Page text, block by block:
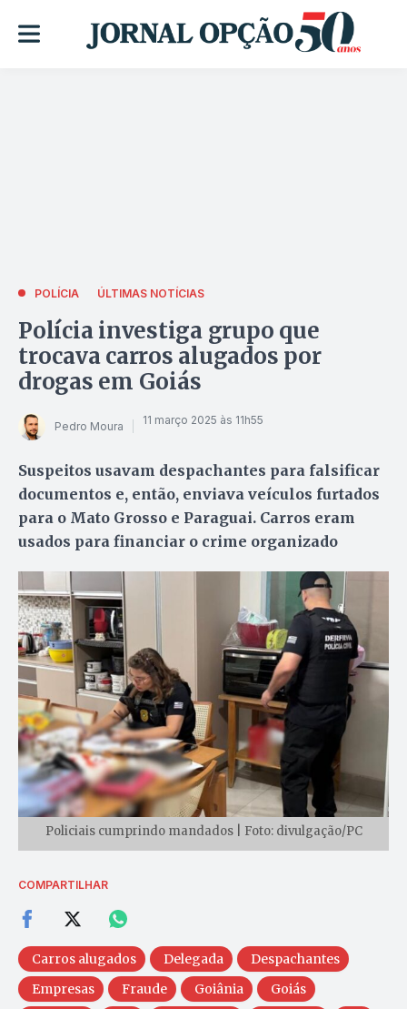
POLÍCIA ÚLTIMAS NOTÍCIAS
Polícia investiga grupo que
trocava carros alugados por
drogas em Goiás
Pedro Moura 11 março 2025 às 11h55
Suspeitos usavam despachantes para falsificar
documentos e, então, enviava veículos furtados
para o Mato Grosso e Paraguai. Carros eram
usados para financiar o crime organizado
Policiais cumprindo mandados | Foto: divulgação/PC
COMPARTILHAR
Carros alugados Delegada
Despachantes
Empresas
Fraude Goiânia
Goiás